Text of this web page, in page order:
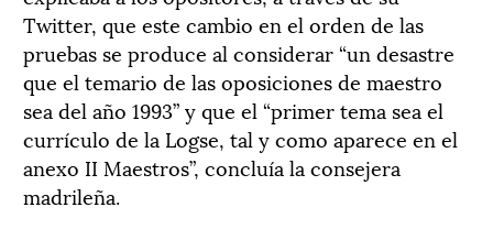
Twitter, que este cambio en el orden de las
pruebas se produce al considerar “un desastre
que el temario de las oposiciones de maestro
sea del año 1993” y que el “primer tema sea el
currículo de la Logse, tal y como aparece en el
anexo II Maestros”, concluía la consejera
madrileña.